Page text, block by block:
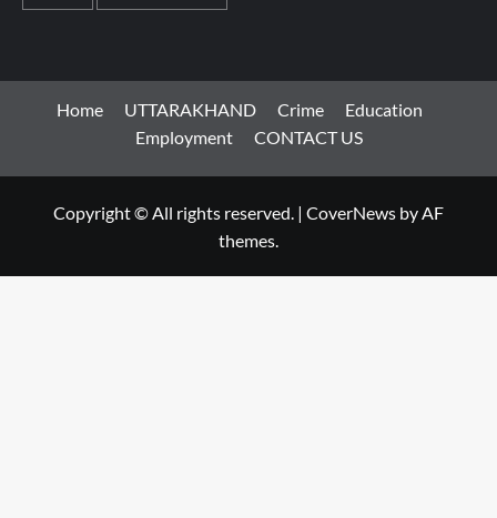
Home UTTARAKHAND Crime
Education
Employment
CONTACT US
Copyright © All rights reserved. | CoverNews by AF
themes.